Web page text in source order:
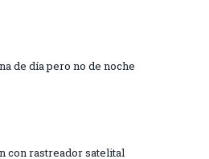
de día pero no de noche
con rastreador satelital